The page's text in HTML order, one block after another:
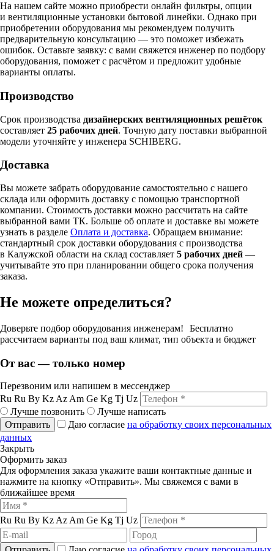
На нашем сайте можно приобрести онлайн фильтры, опции
и вентиляционные установки бытовой линейки. Однако при
приобретении оборудования мы рекомендуем получить
предварительную консультацию — это поможет избежать
ошибок. Оставьте заявку: с вами свяжется инженер по подбору
оборудования, поможет с расчётом и предложит удобные
варианты оплаты.
Производство
Срок производства дизайнерских вентиляционных решёток
составляет 25 рабочих дней. Точную дату поставки выбранной
модели уточняйте у инженера SCHIBERG.
Доставка
Вы можете забрать оборудование самостоятельно с нашего
склада или оформить доставку с помощью транспортной
компании. Стоимость доставки можно рассчитать на сайте
выбранной вами ТК. Больше об оплате и доставке вы можете
узнать в разделе Оплата и доставка. Обращаем внимание:
стандартный срок доставки оборудования с производства
в Калужской области на склад составляет 5 рабочих дней —
учитывайте это при планировании общего срока получения
заказа.
Не можете определиться?
Доверьте подбор оборудования инженерам! Бесплатно
рассчитаем варианты под ваш климат, тип объекта и бюджет
От вас — только номер
Перезвоним или напишем в мессенджер
Ru Ru By KzAzAm Ge Kg Tj Uz
Лучше позвонить
Лучше написать
Отправить
Даю согласие на обработку своих персональных
данных
Закрыть
Оформить заказ
Для оформления заказа укажите ваши контактные данные и
нажмите на кнопку «Отправить». Мы свяжемся с вами в
ближайшее время
Ru Ru By KzAzAm Ge Kg Tj Uz